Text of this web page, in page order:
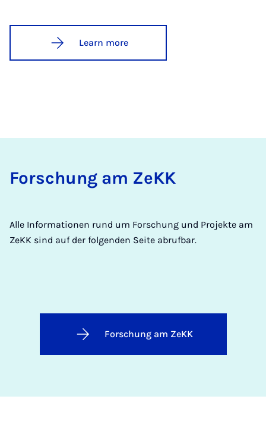
Learn more
Forschung am ZeKK
Alle Informationen rund um Forschung und Projekte am
ZeKK sind auf der folgenden Seite abrufbar.
Forschung am ZeKK